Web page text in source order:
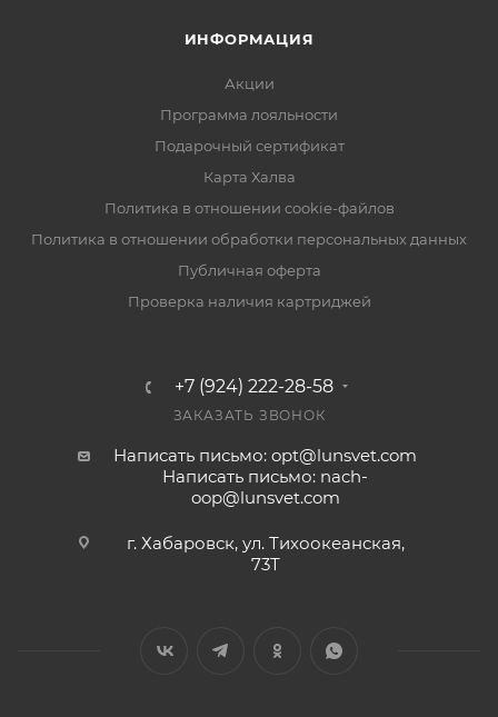
ИНФОРМАЦИЯ
Акции
Программа лояльности
Подарочный сертификат
Карта Халва
Политика в отношении cookie-файлов
Политика в отношении обработки персональных данных
Публичная оферта
Проверка наличия картриджей
+7 (924) 222-28-58
ЗАКАЗАТЬ ЗВОНОК
Написать письмо: opt@lunsvet.com
Написать письмо: nach-
oop@lunsvet.com
г. Хабаровск, ул. Тихоокеанская,
73Т